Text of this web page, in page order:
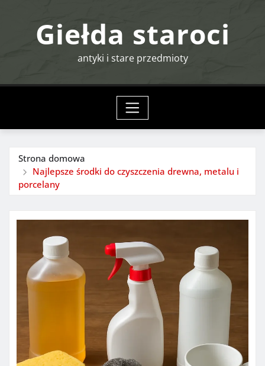
Giełda staroci
antyki i stare przedmioty
Strona domowa
Najlepsze środki do czyszczenia drewna, metalu i
porcelany